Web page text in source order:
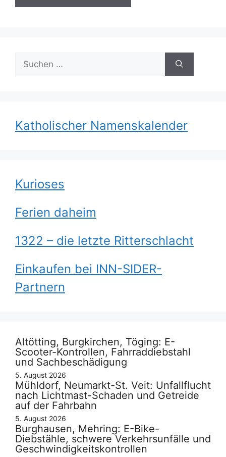
Suchen
nach:
Katholischer Namenskalender
Kurioses
Ferien daheim
1322 – die letzte Ritterschlacht
Einkaufen bei INN-SIDER-
Partnern
Altötting, Burgkirchen, Töging: E-
Scooter-Kontrollen, Fahrraddiebstahl
und Sachbeschädigung
5. August 2026
Mühldorf, Neumarkt-St. Veit: Unfallflucht
nach Lichtmast-Schaden und Getreide
auf der Fahrbahn
5. August 2026
Burghausen, Mehring: E-Bike-
Diebstähle, schwere Verkehrsunfälle und
Geschwindigkeitskontrollen